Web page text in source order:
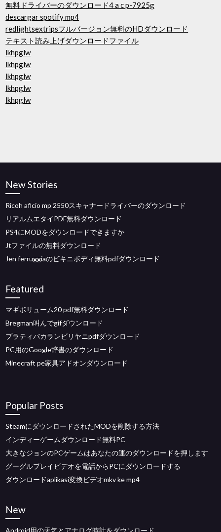
無料ドライバーのダウンロード4 a c p-7925g
descargar spotify mp4
redlightsextripsフルバージョン無料のHDダウンロード
テキスト読み上げダウンロードファイル
lkhpglw
lkhpglw
lkhpglw
lkhpglw
lkhpglw
New Stories
Ricoh aficio mp 2550スキャナードライバーのダウンロード
リアルムエタイPDF無料ダウンロード
PS4にMODをダウンロードできますか
Jtファイルの無料ダウンロード
Jen ferruggiaのビキニボディ無料pdfダウンロード
Featured
マギボリューム20 pdf無料ダウンロード
Bregman叫んでgifダウンロード
プラティバカランビリヤニpdfダウンロード
PC用のGoogle辞書のダウンロード
Minecraft pe家具アドオンダウンロード
Popular Posts
SteamにダウンロードされたMODを削除する方法
インディーゲームダウンロード無料PC
大きなジョンのPCゲームはあなたの運のダウンロードを押します
グーグルプレイビデオを電話からPCにダウンロードする
ダウンロードaplikasi変換ビデオmkv ke mp4
New
Android用の天気とアナログ時計をダウンロード